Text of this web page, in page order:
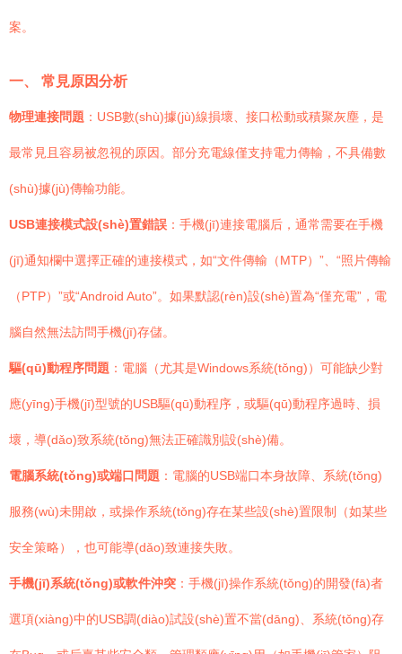
案。
一、 常見原因分析
物理連接問題 ：USB數(shù)據(jù)線損壞、接口松動或積聚灰塵，是
最常見且容易被忽視的原因。部分充電線僅支持電力傳輸，不具備數
(shù)據(jù)傳輸功能。
USB連接模式設(shè)置錯誤 ：手機(jī)連接電腦后，通常需要在手機
(jī)通知欄中選擇正確的連接模式，如“文件傳輸（MTP）”、“照片傳輸
（PTP）”或“Android Auto”。如果默認(rèn)設(shè)置為“僅充電”，電
腦自然無法訪問手機(jī)存儲。
驅(qū)動程序問題 ：電腦（尤其是Windows系統(tǒng)）可能缺少對
應(yīng)手機(jī)型號的USB驅(qū)動程序，或驅(qū)動程序過時、損
壞，導(dǎo)致系統(tǒng)無法正確識別設(shè)備。
電腦系統(tǒng)或端口問題 ：電腦的USB端口本身故障、系統(tǒng)
服務(wù)未開啟，或操作系統(tǒng)存在某些設(shè)置限制（如某些
安全策略），也可能導(dǎo)致連接失敗。
手機(jī)系統(tǒng)或軟件沖突 ：手機(jī)操作系統(tǒng)的開發(fā)者
選項(xiàng)中的USB調(diào)試設(shè)置不當(dāng)、系統(tǒng)存